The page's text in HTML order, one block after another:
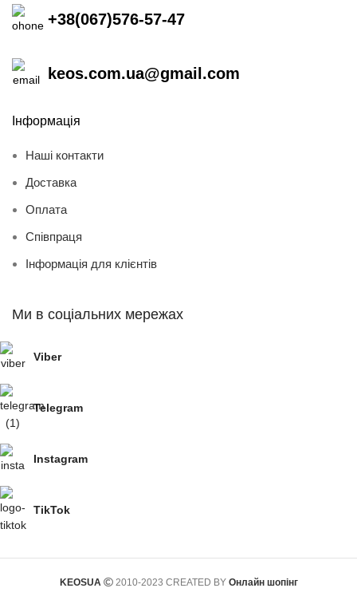
+38(067)576-57-47
keos.com.ua@gmail.com
Інформація
Наші контакти
Доставка
Оплата
Співпраця
Інформація для клієнтів
Ми в соціальних мережах
Viber
Telegram
Instagram
TikTok
KEOSUA 2010-2023 CREATED BY Онлайн шопінг